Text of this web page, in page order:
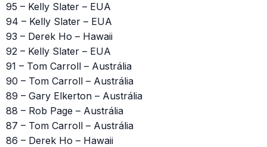
95 – Kelly Slater – EUA
94 – Kelly Slater – EUA
93 – Derek Ho – Hawaii
92 – Kelly Slater – EUA
91 – Tom Carroll – Austrália
90 – Tom Carroll – Austrália
89 – Gary Elkerton – Austrália
88 – Rob Page – Austrália
87 – Tom Carroll – Austrália
86 – Derek Ho – Hawaii